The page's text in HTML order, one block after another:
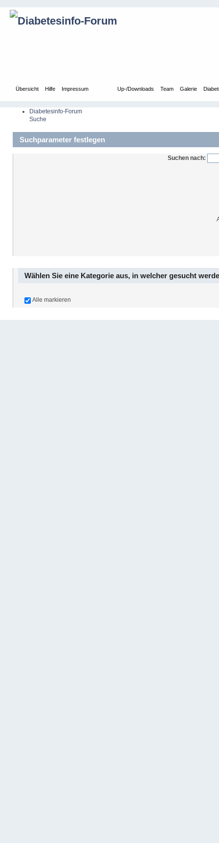
Übersicht Hilfe Impressum Up-/Downloads Team Galerie
Diabetesinfo-Forum
Suche
Suchparameter festlegen
Suchen nach:
Wählen Sie eine Kategorie aus, in welcher gesucht
Alle markieren